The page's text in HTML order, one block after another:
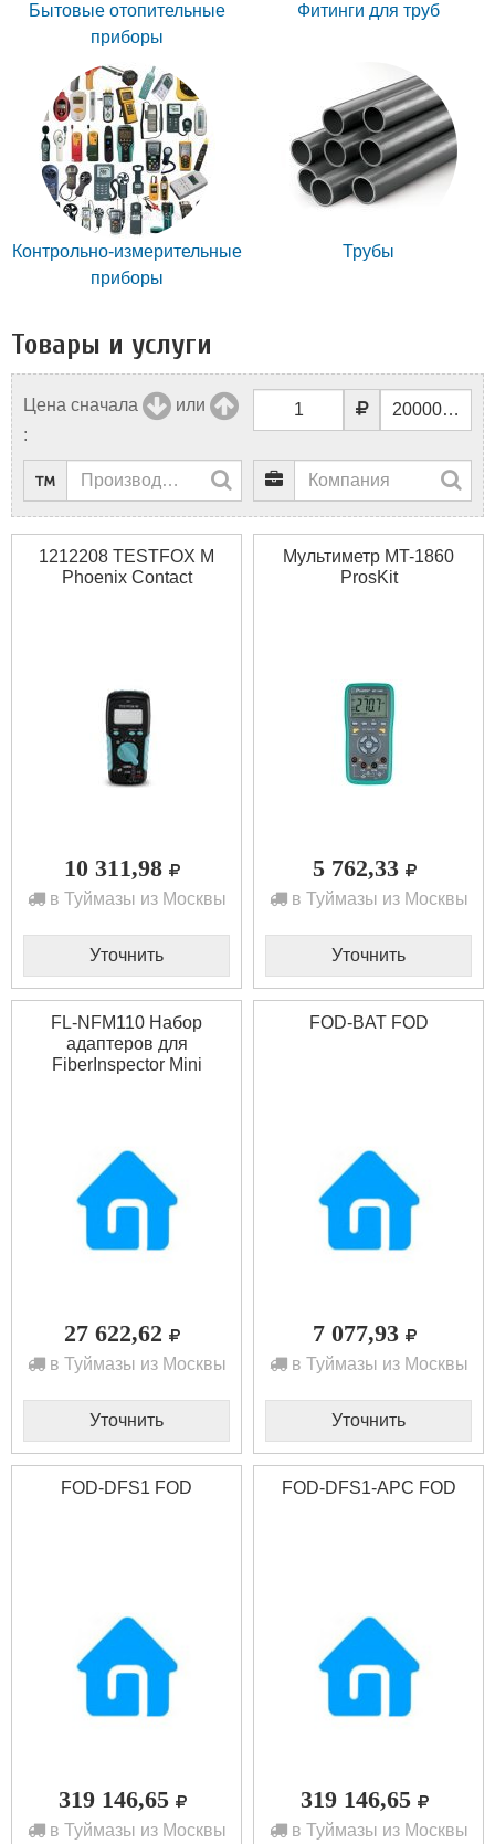
Бытовые отопительные
приборы
Фитинги для труб
Контрольно-измерительные
приборы
Трубы
Товары и услуги
Цена сначала
или
:
1212208 TESTFOX M
Phoenix Contact
10 311,98
в Туймазы из Москвы
Уточнить
Мультиметр MT-1860
ProsKit
5 762,33
в Туймазы из Москвы
Уточнить
FL-NFM110 Набор
адаптеров для
FiberInspector Mini
27 622,62
в Туймазы из Москвы
Уточнить
FOD-BAT FOD
7 077,93
в Туймазы из Москвы
Уточнить
FOD-DFS1 FOD
319 146,65
в Туймазы из Москвы
FOD-DFS1-APC FOD
319 146,65
в Туймазы из Москвы